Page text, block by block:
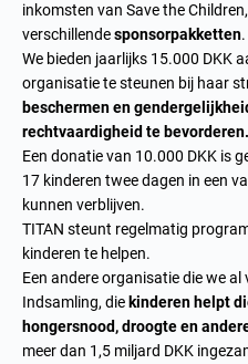
inkomsten van Save the
verschillendesponsorpakketten.
We bieden jaarlijks 15.000 DKK
organisatie te steunen bij haar
beschermen en
rechtvaardigheid te bevorderen.
Een donatie van 10.000 DKK is
17 kinderen twee dagen in een
kunnen verblijven.
TITAN steunt regelmatig
kinderen te helpen.
Een andere organisatie die we
Indsamling, die kinderen helpt
hongersnood, droogte en
meer dan 1,5 miljard DKK